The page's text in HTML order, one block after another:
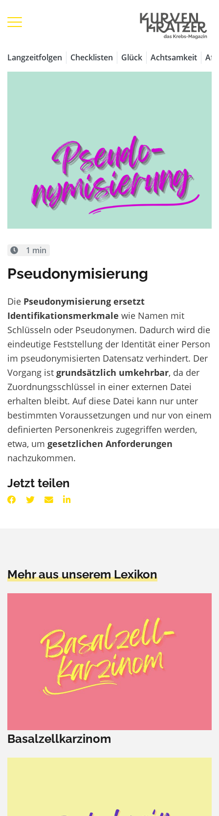
Langzeitfolgen Checklisten Glück Achtsamkeit
1 min
Pseudonymisierung
Die Pseudonymisierung ersetzt
Identifikationsmerkmale wie Namen mit
Schlüsseln oder Pseudonymen. Dadurch wird die
eindeutige Feststellung der Identität einer Person
im pseudonymisierten Datensatz verhindert. Der
Vorgang ist grundsätzlich umkehrbar, da der
Zuordnungsschlüssel in einer externen Datei
erhalten bleibt. Auf diese Datei kann nur unter
bestimmten Voraussetzungen und nur von einem
definierten Personenkreis zugegriffen werden,
etwa, um gesetzlichen Anforderungen
nachzukommen.
Jetzt teilen
Mehr aus unserem Lexikon
Basalzellkarzinom